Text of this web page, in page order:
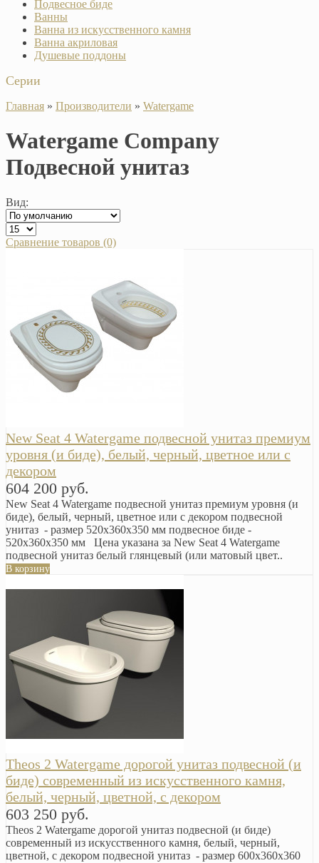
Подвесное биде
Ванны
Ванна из искусственного камня
Ванна акриловая
Душевые поддоны
Серии
Главная » Производители » Watergame
Watergame Company
Подвесной унитаз
Вид:
Сравнение товаров (0)
New Seat 4 Watergame подвесной унитаз премиум
уровня (и биде), белый, черный, цветное или с
декором
604 200 руб.
New Seat 4 Watergame подвесной унитаз премиум уровня (и
биде), белый, черный, цветное или с декором подвесной
унитаз - размер 520x360x350 мм подвесное биде -
520x360x350 мм Цена указана за New Seat 4 Watergame
подвесной унитаз белый глянцевый (или матовый цвет..
В корзину
Theos 2 Watergame дорогой унитаз подвесной (и
биде) современный из искусственного камня,
белый, черный, цветной, с декором
603 250 руб.
Theos 2 Watergame дорогой унитаз подвесной (и биде)
современный из искусственного камня, белый, черный,
цветной, с декором подвесной унитаз - размер 600x360x360